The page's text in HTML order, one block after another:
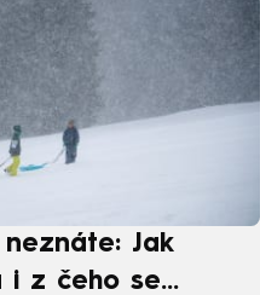
Jak
i z čeho se